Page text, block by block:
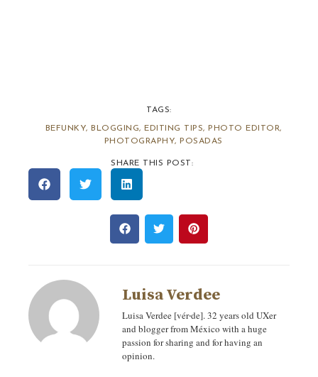
TAGS:
BEFUNKY, BLOGGING, EDITING TIPS, PHOTO EDITOR,
PHOTOGRAPHY, POSADAS
SHARE THIS POST:
Luisa Verdee
Luisa Verdee [vér‧de]. 32 years old UXer
and blogger from México with a huge
passion for sharing and for having an
opinion.